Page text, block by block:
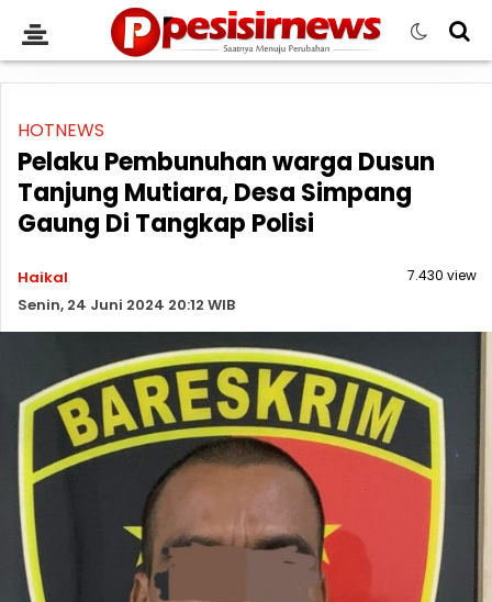
HOTNEWS
Pelaku Pembunuhan warga Dusun
Tanjung Mutiara, Desa Simpang
Gaung Di Tangkap Polisi
Haikal
Senin, 24 Juni 2024 20:12 WIB
7.430 view